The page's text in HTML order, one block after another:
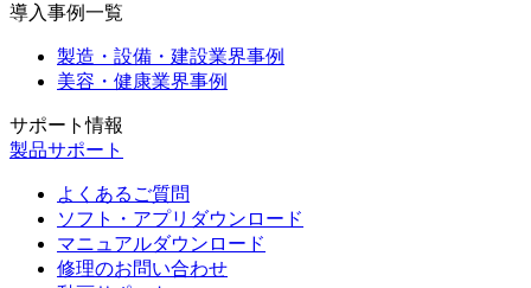
導入事例一覧
製造・設備・建設業界事例
美容・健康業界事例
サポート情報
製品サポート
よくあるご質問
ソフト・アプリダウンロード
マニュアルダウンロード
修理のお問い合わせ